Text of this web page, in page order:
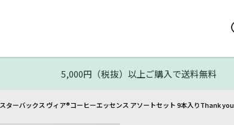
5,000円（税抜）以上ご購入で送料無料
スターバックス ヴィア®コーヒーエッセンス アソートセット 9本入りThank you